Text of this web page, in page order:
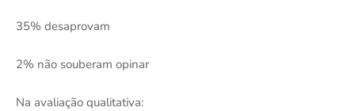
35% desaprovam
2% não souberam opinar
Na avaliação qualitativa: